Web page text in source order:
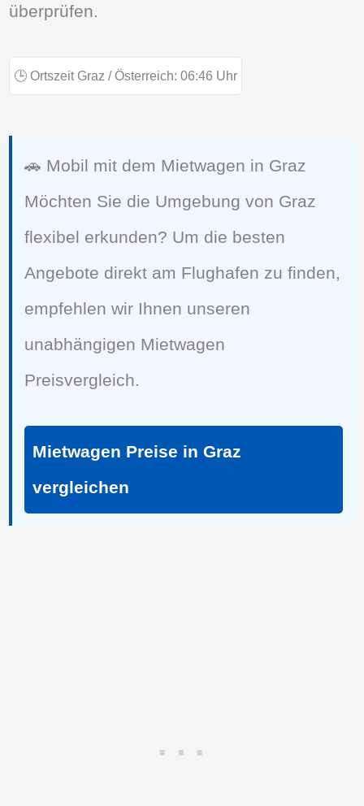
überprüfen.
🕒 Ortszeit Graz / Österreich: 06:46 Uhr
🚗 Mobil mit dem Mietwagen in Graz
Möchten Sie die Umgebung von Graz
flexibel erkunden? Um die besten
Angebote direkt am Flughafen zu finden,
empfehlen wir Ihnen unseren
unabhängigen Mietwagen
Preisvergleich.
Mietwagen Preise in Graz
vergleichen